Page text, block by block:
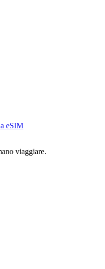
eSIM
viaggiare.